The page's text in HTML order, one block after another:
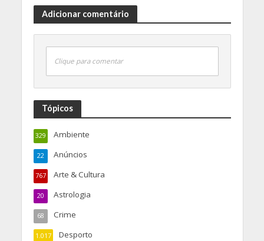
Adicionar comentário
Clique para comentar
Tópicos
Ambiente
329
Anúncios
22
Arte & Cultura
767
Astrologia
20
Crime
68
Desporto
1.017